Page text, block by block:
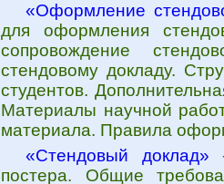
«Оформление
для оформления
сопровождение
стендовому докладу.
студентов.
Материалы научной
материала. Правила
«Стендовый доклад»
постера. Общие